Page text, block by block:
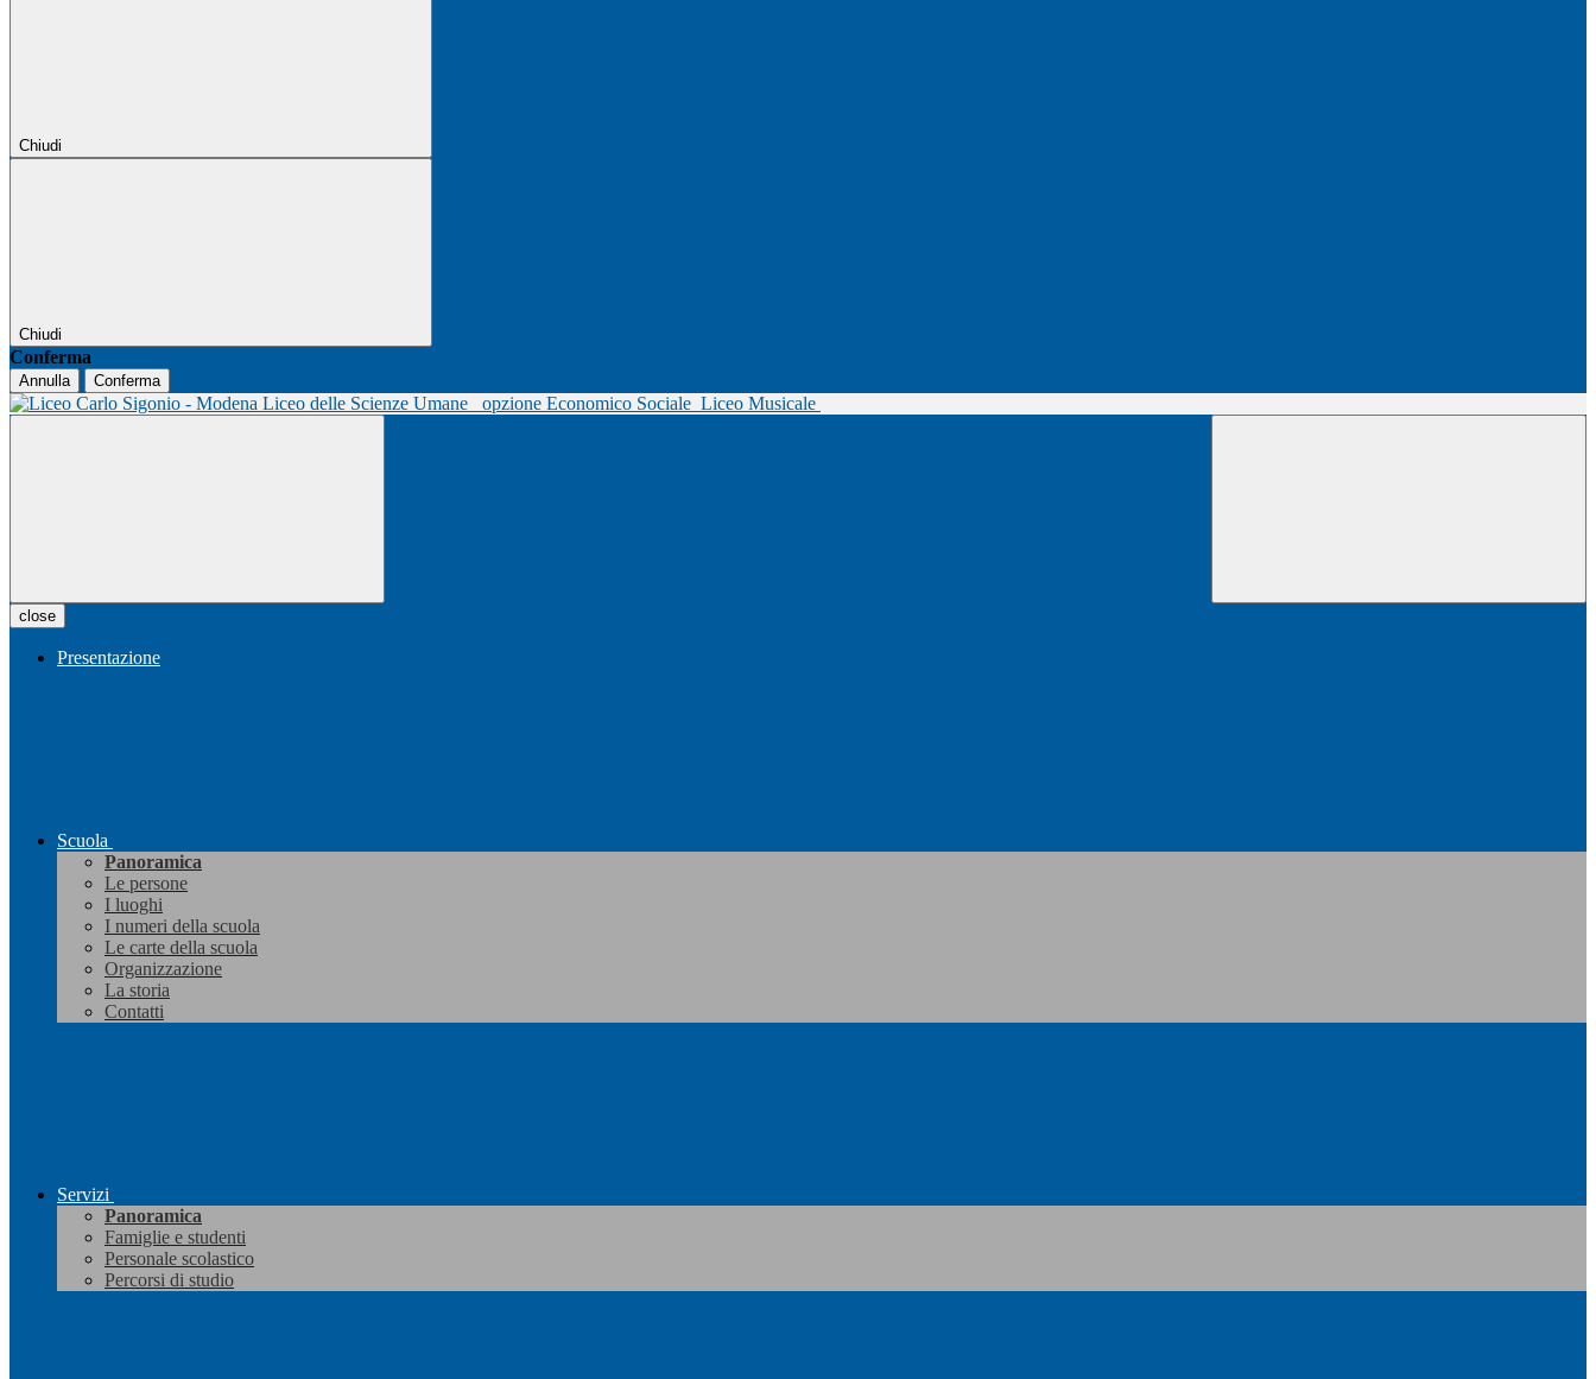
Chiudi
Chiudi
Conferma
Annulla Conferma
Liceo delle Scienze Umane opzione Economico Sociale Liceo Musicale
close
Presentazione
Scuola
Panoramica
Le persone
I luoghi
I numeri della scuola
Le carte della scuola
Organizzazione
La storia
Contatti
Servizi
Panoramica
Famiglie e studenti
Personale scolastico
Percorsi di studio